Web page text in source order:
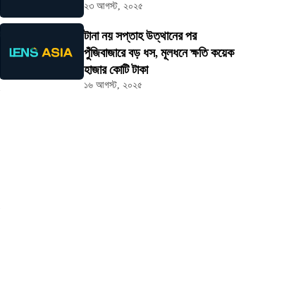
২৩ আগস্ট, ২০২৫
টানা নয় সপ্তাহ উত্থানের পর
পুঁজিবাজারে বড় ধস, মূলধনে ক্ষতি কয়েক
হাজার কোটি টাকা
১৬ আগস্ট, ২০২৫